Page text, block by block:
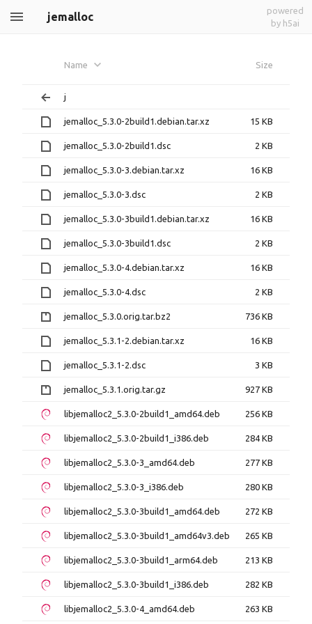
jemalloc
powered
by h5ai
Name Size
j
jemalloc_5.3.0-2build1.debian.tar.xz 15 KB
jemalloc_5.3.0-2build1.dsc 2 KB
jemalloc_5.3.0-3.debian.tar.xz 16 KB
jemalloc_5.3.0-3.dsc 2 KB
jemalloc_5.3.0-3build1.debian.tar.xz 16 KB
jemalloc_5.3.0-3build1.dsc 2 KB
jemalloc_5.3.0-4.debian.tar.xz 16 KB
jemalloc_5.3.0-4.dsc 2 KB
jemalloc_5.3.0.orig.tar.bz2 736 KB
jemalloc_5.3.1-2.debian.tar.xz 16 KB
jemalloc_5.3.1-2.dsc 3 KB
jemalloc_5.3.1.orig.tar.gz 927 KB
libjemalloc2_5.3.0-2build1_amd64.deb 256 KB
libjemalloc2_5.3.0-2build1_i386.deb 284 KB
libjemalloc2_5.3.0-3_amd64.deb 277 KB
libjemalloc2_5.3.0-3_i386.deb 280 KB
libjemalloc2_5.3.0-3build1_amd64.deb 272 KB
libjemalloc2_5.3.0-3build1_amd64v3.deb 265 KB
libjemalloc2_5.3.0-3build1_arm64.deb 213 KB
libjemalloc2_5.3.0-3build1_i386.deb 282 KB
libjemalloc2_5.3.0-4_amd64.deb 263 KB